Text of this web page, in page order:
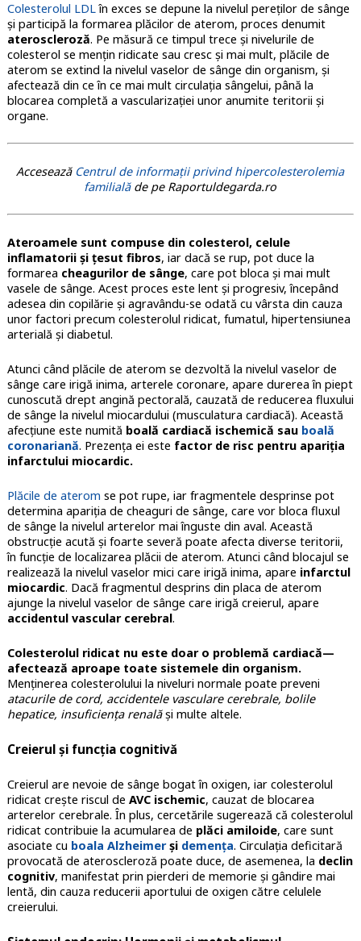
Colesterolul LDLîn exces se depune la nivelul pereţilor de sânge
şi participă la formarea plăcilor de aterom, proces denumit
ateroscleroză. Pe măsură ce timpul trece şi nivelurile de
colesterol se menţin ridicate sau cresc şi mai mult, plăcile de
aterom se extind la nivelul vaselor de sânge din organism, şi
afectează din ce în ce mai mult circulaţia sângelui, până la
blocarea completă a vascularizaţiei unor anumite teritorii şi
organe.
Accesează Centrul de informații privind hipercolesterolemia
familialăde pe Raportuldegarda.ro
Ateroamele sunt compuse din colesterol, celule
inflamatorii și țesut fibros, iar dacă se rup, pot duce la
formarea cheagurilor de sânge, care pot bloca și mai mult
vasele de sânge. Acest proces este lent și progresiv, începând
adesea din copilărie și agravându-se odată cu vârsta din cauza
unor factori precum colesterolul ridicat, fumatul, hipertensiunea
arterială și diabetul.
Atunci când plăcile de aterom se dezvoltă la nivelul vaselor de
sânge care irigă inima, arterele coronare, apare durerea în piept
cunoscută drept angină pectorală, cauzată de reducerea fluxului
de sânge la nivelul miocardului (musculatura cardiacă). Această
afecţiune este numită boală cardiacă ischemică sau boală
coronariană. Prezenţa ei este factor de risc pentru apariţia
infarctului miocardic.
Plăcile de aterom se pot rupe, iar fragmentele desprinse pot
determina apariţia de cheaguri de sânge, care vor bloca fluxul
de sânge la nivelul arterelor mai înguste din aval. Această
obstrucţie acută şi foarte severă poate afecta diverse teritorii,
în funcţie de localizarea plăcii de aterom. Atunci când blocajul se
realizează la nivelul vaselor mici care irigă inima, apare infarctul
miocardic. Dacă fragmentul desprins din placa de aterom
ajunge la nivelul vaselor de sânge care irigă creierul, apare
accidentul vascular cerebral.
Colesterolul ridicat nu este doar o problemă cardiacă—
afectează aproape toate sistemele din organism.
Menținerea colesterolului la niveluri normale poate preveni
atacurile de cord, accidentele vasculare cerebrale, bolile
hepatice, insuficiența renalăși multe altele.
Creierul și funcția cognitivă
Creierul are nevoie de sânge bogat în oxigen, iar colesterolul
ridicat crește riscul de AVC ischemic, cauzat de blocarea
arterelor cerebrale. În plus, cercetările sugerează că colesterolul
ridicat contribuie la acumularea de plăci amiloide, care sunt
asociate cu boala Alzheimerși demența. Circulația deficitară
provocată de ateroscleroză poate duce, de asemenea, la declin
cognitiv, manifestat prin pierderi de memorie și gândire mai
lentă, din cauza reducerii aportului de oxigen către celulele
creierului.